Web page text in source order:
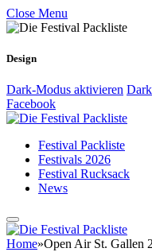
Close Menu
Design
Dark-Modus aktivieren
Facebook
Festival Packliste
Festivals 2026
Festival Rucksack
News
Home»Open Air St. Gallen